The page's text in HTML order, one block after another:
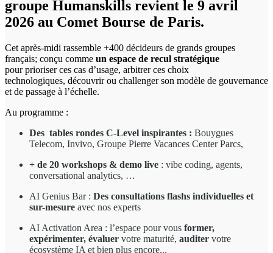
groupe Humanskills revient le 9 avril
2026 au Comet Bourse de Paris.
Cet après-midi rassemble +400 décideurs de grands groupes
français; conçu comme un espace de recul stratégique
pour prioriser ces cas d’usage, arbitrer ces choix
technologiques, découvrir ou challenger son modèle de gouvernance
et de passage à l’échelle.
Au programme :
Des tables rondes C-Level inspirantes : Bouygues
Telecom, Invivo, Groupe Pierre Vacances Center Parcs,
+ de 20 workshops & demo live : vibe coding, agents,
conversational analytics, …
AI Genius Bar : Des consultations flashs individuelles et
sur-mesure avec nos experts
AI Activation Area : l’espace pour vous former,
expérimenter, évaluer votre maturité, auditer votre
écosystème IA et bien plus encore...